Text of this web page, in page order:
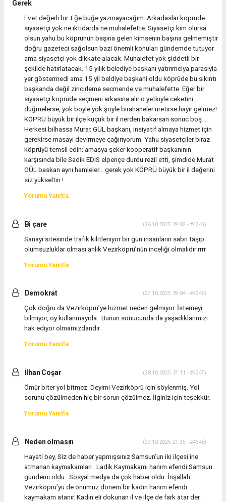
Gerek
Evet değerli bir. Eğe büğe yazmayacağım. Arkadaslar köprüde
siyasetçi yok ne iktidarda ne muhalefette. Siyasetçi kim olursa
olsun yahu bu köprünün başına gelen kimsenin başına gelmemiştir
doğru gazeteci sağolsun bazi önemli konuları gündemde tutuyor
ama siyasetçi yok dikkate alacak. Muhalefet yok şiddetli bir
şekilde hatırlatacak. 15 yılık belediye başkanı yatırımciya parasıyla
yer göstermedi ama 15 yil beldiye başkani oldu köprüde bu sıkıntı
başkanda değil zincirleme secmende ve muhalefette. Eğer bir
siyasetçi köprüde seçmeni arkasına alır o yetkiyle ceketini
düğmelerse, yok böyle yok şöyle birahaneler üretirse hayır gelmez!
KÖPRÜ büyük bir ilçe küçük bir il nerden bakarsan sonuc boş...
Herkesi bilhassa Murat GÜL başkanı, insiyatif almaya hizmet için
gerekirse masayi devirmeye çağırıyorum. Yahu siyasetçiler biraz
köprüyü temsil edin; amasya şeker kooperatif başkanının
karşısında bile Sadik EDIS elpençe durdu rezil etti, şimdide Murat
GÜL baskan aynı hamleler... gerek yok KÖPRÜ büyük bir il değerini
siz yükseltin !
Yorumu Yanıtla
Bi çare (26.10.2025 19:02 - #4345)
Sanayi sitesinde trafik kilitleniyor bir gün insanların sabrı taşıp
olumsuzluklar olması anlık Vezirköprü’nün inceliği olmalıdır rrrr
Yorumu Yanıtla
Demokrat (27.10.2025 19:04 - #4346)
Çok doğru da Vezirköprü’ye hizmet neden gelmiyor. İstemeyi
bilmiyor, oy kullanmayıda . Bunun sonucunda da yaşadıklarımızı
hak ediyor olmamızdandır.
Yorumu Yanıtla
İlhan Coşar (28.10.2025 17:11 - #4347)
Ömür biter yol bitmez. Deyimi Vezirköprü için söylenmiş. Yol
sorunu çözülmeden hiç bir sorun çözülmez. İlginiz için teşekkür.
Yorumu Yanıtla
Neden olmasın (29.10.2025 21:35 - #4348)
Hayati bey, Siz de haber yapmışsınız Samsun’un iki ilçesi ine
atmanan kaymakamları . Ladik Kaymakamı hanım efendi Samsun
gündemi oldu . Sosyal medya da çok haber oldu. İnşallah
Vezirköprü’yü de önümüz dönem bir kadın hanım efendi
kaymakam atanır. Kadın eli dokunan il ve ilçe de fark atar der